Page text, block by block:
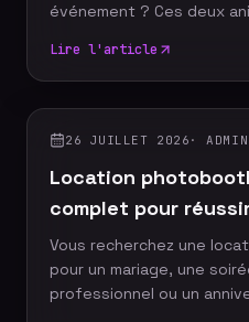
événement ? Ces deux
objectifs différents.
leurs différences et nos
solution la plus adaptée
salon professionnel ou
Lire l'article
26 JUILLET 2026 ·
Location
complet pour
Vous recherchez une
pour un mariage, une
professionnel ou un